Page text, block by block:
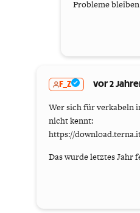
Probleme
F_Z vor 2
Wer sich für verkabeln
nicht kennt:
https://
Das wurde letztes Jahr